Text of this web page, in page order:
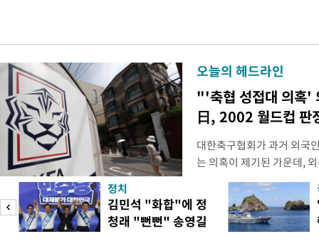
오늘의 헤드라인
"'축협 성접대 의혹'
日, 2002 월드컵 판
대한축구협회가 과거 외국
는 의혹이 제기된 가운데,
도하면서 파장이 커지고
광부가 2016년 작성한 감
2011년 3월부터 2012년 3
에 참여한 외국인 심판들에
정치
김민석 "화합"에 정
청래 "뻔뻔" 송영길